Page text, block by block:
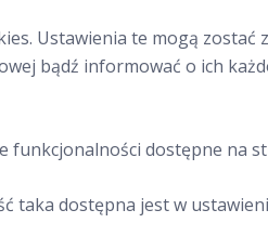
Ustawienia te mogą
bądź informować o ich
funkcjonalności dostępne na
taka dostępna jest w